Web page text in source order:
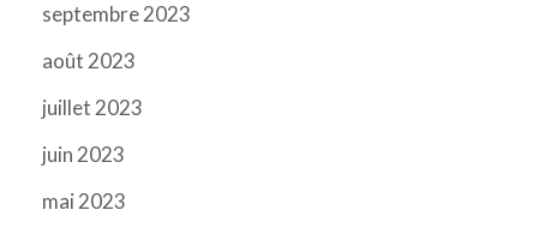
septembre 2023
août 2023
juillet 2023
juin 2023
mai 2023